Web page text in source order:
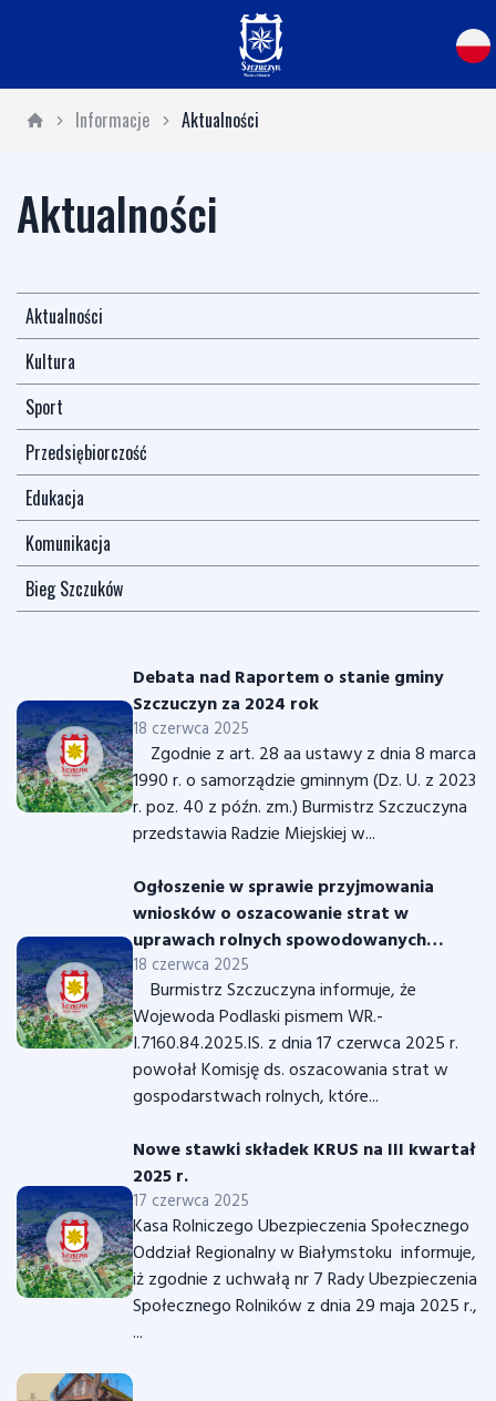
Informacje Aktualności
Aktualności
Aktualności
Kultura
Sport
Przedsiębiorczość
Edukacja
Komunikacja
Bieg Szczuków
Debata nad Raportem o stanie gminy
Szczuczyn za 2024 rok
18 czerwca 2025
Zgodnie z art. 28 aa ustawy z dnia 8 marca
1990 r. o samorządzie gminnym (Dz. U. z 2023
r. poz. 40 z późn. zm.) Burmistrz Szczuczyna
przedstawia Radzie Miejskiej w...
Ogłoszenie w sprawie przyjmowania
wniosków o oszacowanie strat w
uprawach rolnych spowodowanych
przymrozkami wiosennymi
18 czerwca 2025
Burmistrz Szczuczyna informuje, że
Wojewoda Podlaski pismem WR.-
I.7160.84.2025.IS. z dnia 17 czerwca 2025 r.
powołał Komisję ds. oszacowania strat w
gospodarstwach rolnych, które...
Nowe stawki składek KRUS na III kwartał
2025 r.
17 czerwca 2025
Kasa Rolniczego Ubezpieczenia Społecznego
Oddział Regionalny w Białymstoku informuje,
iż zgodnie z uchwałą nr 7 Rady Ubezpieczenia
Społecznego Rolników z dnia 29 maja 2025 r.,
...